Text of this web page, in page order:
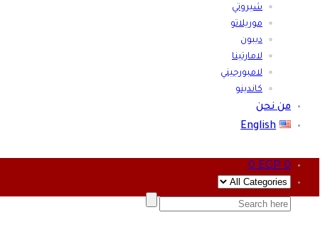
شيروتي
موريلاتو
ديبون
لامارتينا
لامبورجيني
كاندينو
من نحن
English
0
0 EGP